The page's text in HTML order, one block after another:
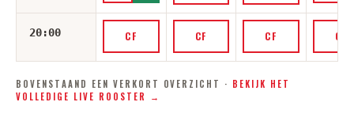
20:00 CF CF CF CF
BOVENSTAAND EEN VERKORT OVERZICHT · BEKIJK HET
VOLLEDIGE LIVE ROOSTER
→